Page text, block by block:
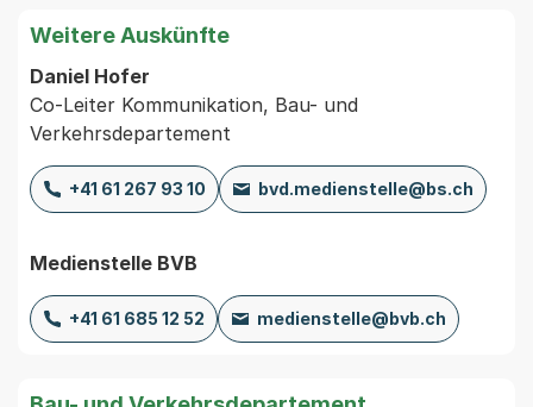
Weitere Auskünfte
Daniel Hofer
Co-Leiter Kommunikation, Bau- und
Verkehrsdepartement
+41 61 267 93 10 bvd.medienstelle@bs.ch
Medienstelle BVB
+41 61 685 12 52 medienstelle@bvb.ch